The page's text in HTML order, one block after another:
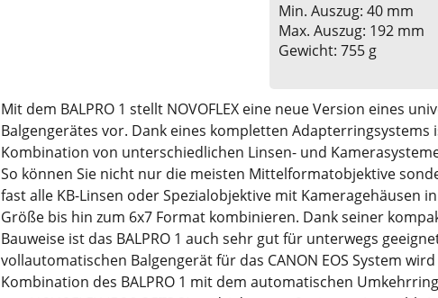
Min. Auszug: 40 mm
Max. Auszug: 192 mm
Gewicht: 755 g
Mit dem BALPRO 1 stellt NOVOFLEX eine neue Version eines
Balgengerätes vor. Dank eines kompletten Adapterringsystems
Kombination von unterschiedlichen Linsen- und
So können Sie nicht nur die meisten Mittelformatobjektive
fast alle KB-Linsen oder Spezialobjektive mit Kameragehäusen
Größe bis hin zum 6x7 Format kombinieren. Dank seiner
Bauweise ist das BALPRO 1 auch sehr gut für unterwegs
vollautomatischen Balgengerät für das CANON EOS System
Kombination des BALPRO 1 mit dem automatischen